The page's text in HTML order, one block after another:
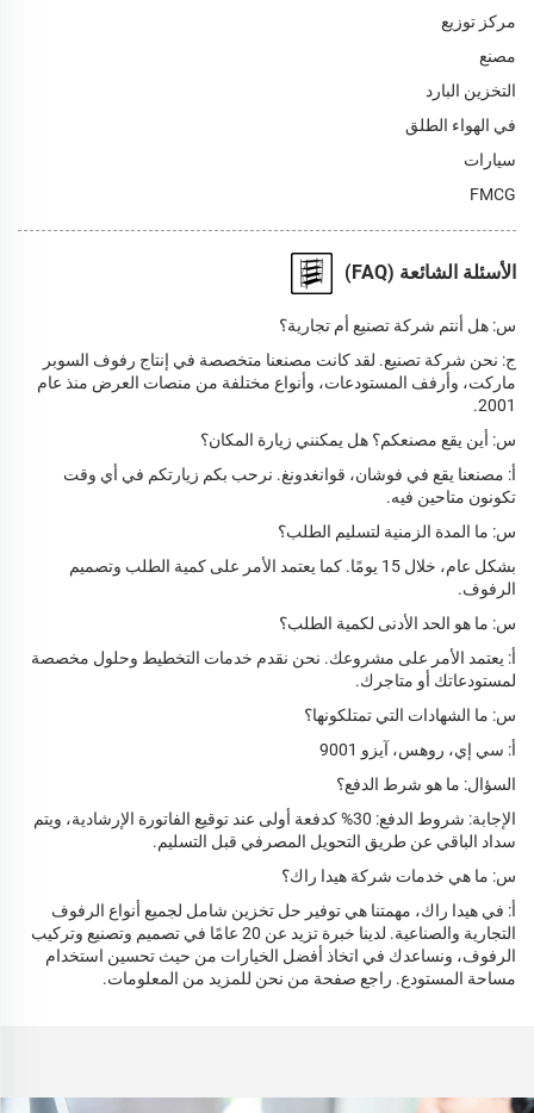
مركز توزيع
مصنع
التخزين البارد
في الهواء الطلق
سيارات
FMCG
الأسئلة الشائعة (FAQ)
س: هل أنتم شركة تصنيع أم تجارية؟
ج: نحن شركة تصنيع. لقد كانت مصنعنا متخصصة في إنتاج رفوف السوبر
ماركت، وأرفف المستودعات، وأنواع مختلفة من منصات العرض منذ عام
2001.
س: أين يقع مصنعكم؟ هل يمكنني زيارة المكان؟
أ: مصنعنا يقع في فوشان، قوانغدونغ. نرحب بكم زيارتكم في أي وقت
تكونون متاحين فيه.
س: ما المدة الزمنية لتسليم الطلب؟
بشكل عام، خلال 15 يومًا. كما يعتمد الأمر على كمية الطلب وتصميم
الرفوف.
س: ما هو الحد الأدنى لكمية الطلب؟
أ: يعتمد الأمر على مشروعك. نحن نقدم خدمات التخطيط وحلول مخصصة
لمستودعاتك أو متاجرك.
س: ما الشهادات التي تمتلكونها؟
أ: سي إي، روهس، آيزو 9001
السؤال: ما هو شرط الدفع؟
الإجابة: شروط الدفع: 30% كدفعة أولى عند توقيع الفاتورة الإرشادية، ويتم
سداد الباقي عن طريق التحويل المصرفي قبل التسليم.
س: ما هي خدمات شركة هيدا راك؟
أ: في هيدا راك، مهمتنا هي توفير حل تخزين شامل لجميع أنواع الرفوف
التجارية والصناعية. لدينا خبرة تزيد عن 20 عامًا في تصميم وتصنيع وتركيب
الرفوف، ونساعدك في اتخاذ أفضل الخيارات من حيث تحسين استخدام
مساحة المستودع. راجع صفحة من نحن للمزيد من المعلومات.